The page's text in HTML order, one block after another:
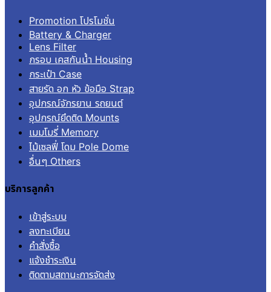
Promotion โปรโมชั่น
Battery & Charger
Lens Filter
กรอบ เคสกันน้ำ Housing
กระเป๋า Case
สายรัด อก หัว ข้อมือ Strap
อุปกรณ์จักรยาน รถยนต์
อุปกรณ์ยึดติด Mounts
เมมโมรี่ Memory
ไม้เซลฟี่ โดม Pole Dome
อื่นๆ Others
บริการลูกค้า
เข้าสู่ระบบ
ลงทะเบียน
คำสั่งซื้อ
แจ้งชำระเงิน
ติดตามสถานะการจัดส่ง